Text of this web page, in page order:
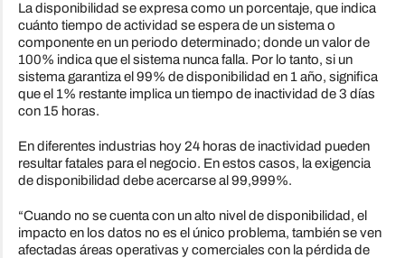
La disponibilidad se expresa como un porcentaje, que indica
cuánto tiempo de actividad se espera de un sistema o
componente en un periodo determinado; donde un valor de
100% indica que el sistema nunca falla. Por lo tanto, si un
sistema garantiza el 99% de disponibilidad en 1 año, significa
que el 1% restante implica un tiempo de inactividad de 3 días
con 15 horas.
En diferentes industrias hoy 24 horas de inactividad pueden
resultar fatales para el negocio. En estos casos, la exigencia
de disponibilidad debe acercarse al 99,999%.
“Cuando no se cuenta con un alto nivel de disponibilidad, el
impacto en los datos no es el único problema, también se ven
afectadas áreas operativas y comerciales con la pérdida de